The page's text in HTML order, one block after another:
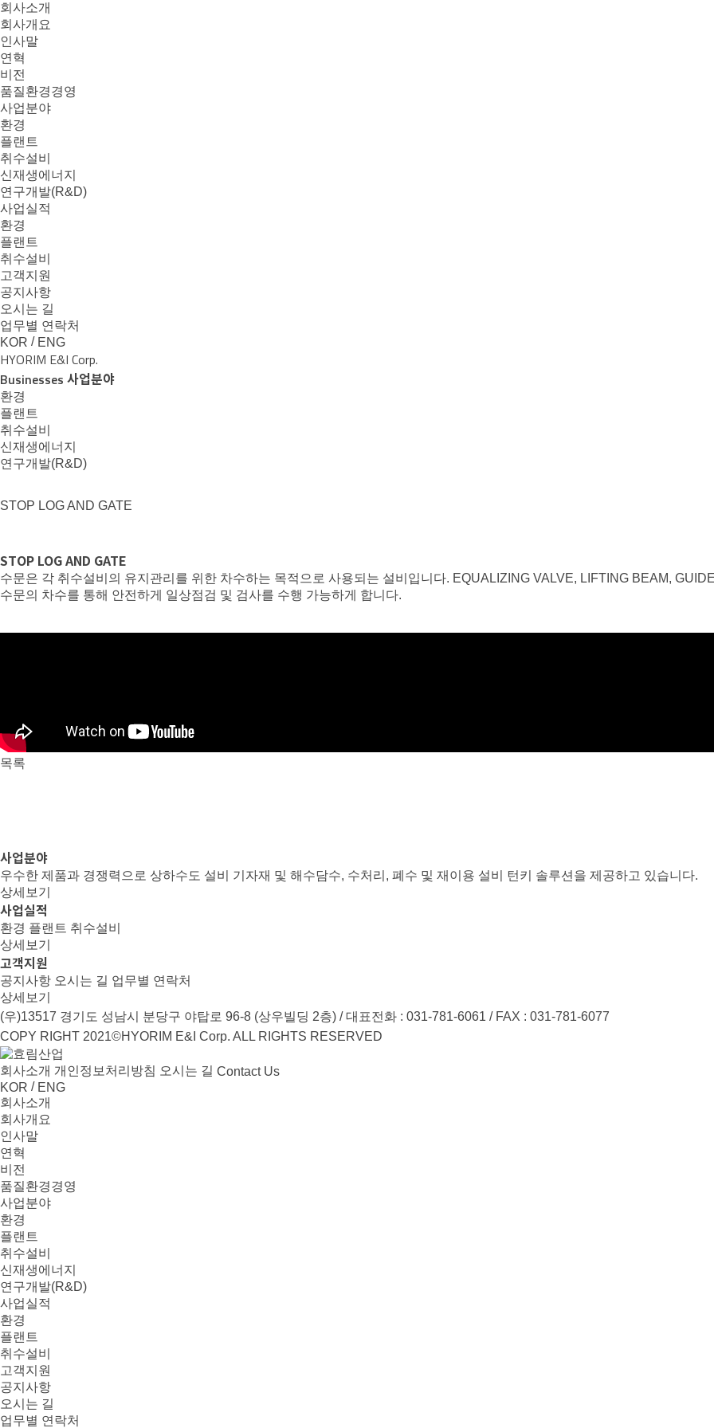
본문으로 바로가기
메뉴 바로가기
회사소개
회사개요
인사말
연혁
비전
품질환경경영
사업분야
환경
플랜트
취수설비
신재생에너지
연구개발(R&D)
사업실적
환경
플랜트
취수설비
고객지원
공지사항
오시는 길
업무별 연락처
KOR / ENG
HYORIM E&I Corp.
Businesses 사업분야
환경
플랜트
취수설비
신재생에너지
연구개발(R&D)
STOP LOG AND GATE
STOP LOG AND GATE
수문은 각 취수설비의 유지관리를 위한 차수하는 목적으로 사용되는 설비입니다. EQUALIZING VALVE, LIFTING BEAM,
수문의 차수를 통해 안전하게 일상점검 및 검사를 수행 가능하게 합니다.
목록
사업분야
우수한 제품과 경쟁력으로 상하수도 설비 기자재 및 해수담수, 수처리, 폐수 및 재이용 설비 턴키 솔루션을 제공하고 있습니다.
상세보기
사업실적
환경 플랜트 취수설비
상세보기
고객지원
공지사항 오시는 길 업무별 연락처
상세보기
(우)13517 경기도 성남시 분당구 야탑로 96-8 (상우빌딩 2층) / 대표전화 : 031-781-6061 / FAX : 031-781-6077
COPY RIGHT 2021©HYORIM E&I Corp. ALL RIGHTS RESERVED
회사소개 개인정보처리방침 오시는 길 Contact Us
KOR / ENG
회사소개
회사개요
인사말
연혁
비전
품질환경경영
사업분야
환경
플랜트
취수설비
신재생에너지
연구개발(R&D)
사업실적
환경
플랜트
취수설비
고객지원
공지사항
오시는 길
업무별 연락처